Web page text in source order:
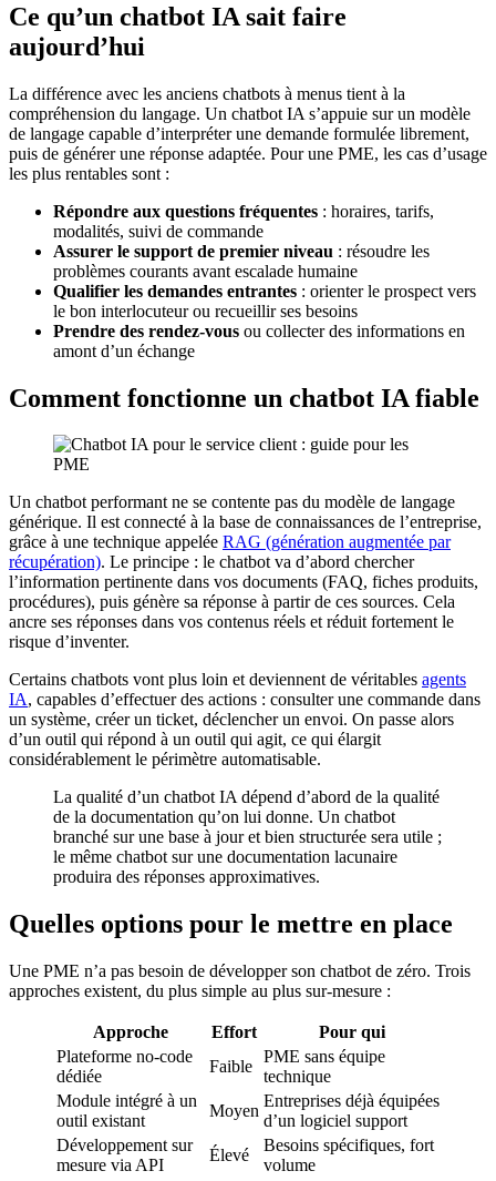
Ce qu’un chatbot IA sait faire
aujourd’hui
La différence avec les anciens chatbots à menus tient à la
compréhension du langage. Un chatbot IA s’appuie sur un modèle
de langage capable d’interpréter une demande formulée librement,
puis de générer une réponse adaptée. Pour une PME, les cas d’usage
les plus rentables sont :
Répondre aux questions fréquentes : horaires, tarifs,
modalités, suivi de commande
Assurer le support de premier niveau : résoudre les
problèmes courants avant escalade humaine
Qualifier les demandes entrantes : orienter le prospect vers
le bon interlocuteur ou recueillir ses besoins
Prendre des rendez-vous ou collecter des informations en
amont d’un échange
Comment fonctionne un chatbot IA fiable
Un chatbot performant ne se contente pas du modèle de langage
générique. Il est connecté à la base de connaissances de l’entreprise,
grâce à une technique appelée RAG (génération augmentée par
récupération). Le principe : le chatbot va d’abord chercher
l’information pertinente dans vos documents (FAQ, fiches produits,
procédures), puis génère sa réponse à partir de ces sources. Cela
ancre ses réponses dans vos contenus réels et réduit fortement le
risque d’inventer.
Certains chatbots vont plus loin et deviennent de véritables agents
IA, capables d’effectuer des actions : consulter une commande dans
un système, créer un ticket, déclencher un envoi. On passe alors
d’un outil qui répond à un outil qui agit, ce qui élargit
considérablement le périmètre automatisable.
La qualité d’un chatbot IA dépend d’abord de la qualité
de la documentation qu’on lui donne. Un chatbot
branché sur une base à jour et bien structurée sera utile ;
le même chatbot sur une documentation lacunaire
produira des réponses approximatives.
Quelles options pour le mettre en place
Une PME n’a pas besoin de développer son chatbot de zéro. Trois
approches existent, du plus simple au plus sur-mesure :
Approche Effort
Pour qui
Plateforme no-code
dédiée
Faible
PME sans équipe
technique
Module intégré à un
outil existant
Moyen
Entreprises déjà équipées
d’un logiciel support
Développement sur
mesure via API
Élevé
Besoins spécifiques, fort
volume